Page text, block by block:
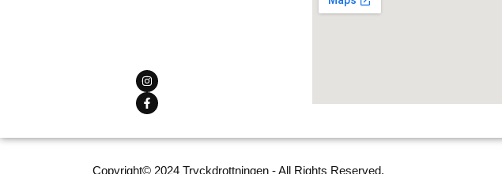
Copyright© 2024 Tryckdrottningen - All Rights Reserved.